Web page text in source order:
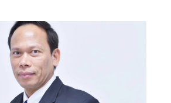
าในพื้นที่จังหวัดลำปาง